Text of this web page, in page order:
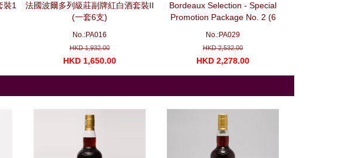
裝1
法國波爾多列級莊副牌紅白酒套裝II
(一套6支)
No.:PA016
HKD 1,932.00
HKD 1,650.00
Bordeaux Selection - Special
Promotion Package No. 2 (6
No.:PA029
HKD 2,532.00
HKD 2,278.00